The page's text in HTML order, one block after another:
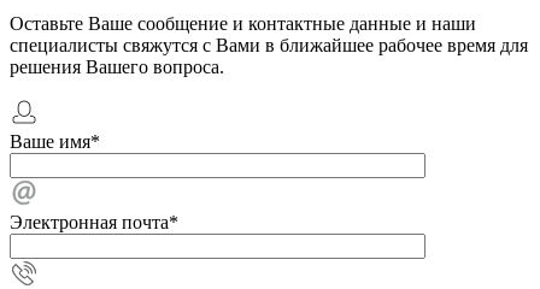
Оставьте Ваше сообщение и контактные данные и наши
специалисты свяжутся с Вами в ближайшее рабочее время для
решения Вашего вопроса.
Ваше имя*
Электронная почта*